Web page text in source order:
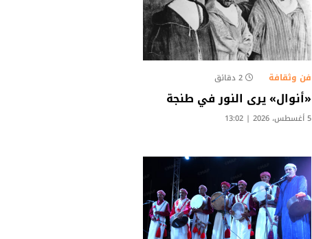
فن وثقافة 2 دقائق
«أنوال» يرى النور في طنجة
5 أغسطس، 2026 | 13:02